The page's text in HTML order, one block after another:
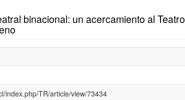
binacional: un acercamiento al
index.php/TR/article/view/73434